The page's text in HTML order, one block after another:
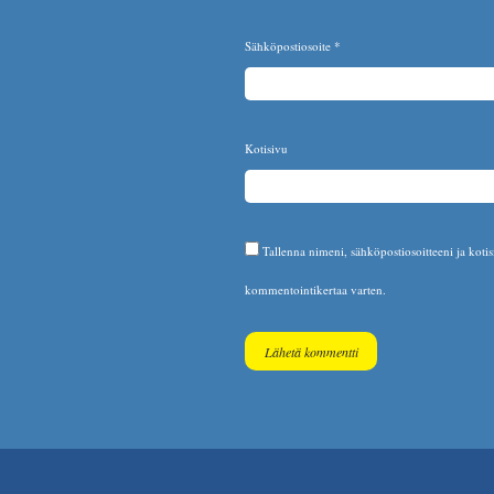
Sähköpostiosoite *
Kotisivu
Tallenna nimeni, sähköpostiosoitteeni ja
kommentointikertaa varten.